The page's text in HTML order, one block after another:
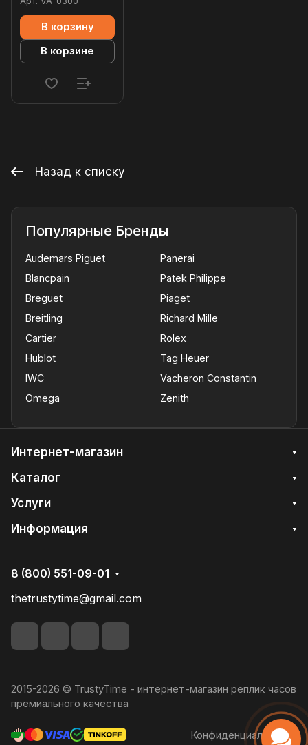
В корзину
В корзине
Назад к списку
Популярные Бренды
Audemars Piguet
Blancpain
Breguet
Breitling
Cartier
Hublot
IWC
Omega
Panerai
Patek Philippe
Piaget
Richard Mille
Rolex
Tag Heuer
Vacheron Constantin
Zenith
Интернет-магазин
Каталог
Услуги
Информация
8 (800) 551-09-01
thetrustytime@gmail.com
2015-2026 © TrustyTime - интернет-магазин реплик часов
премиального качества
Конфиденциальность